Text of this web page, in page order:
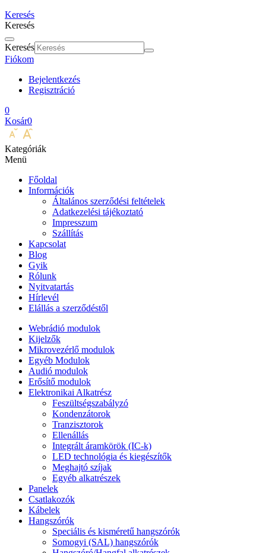
Keresés
Keresés
Keresés
Fiókom
Bejelentkezés
Regisztráció
0
Kosár0
Kategóriák
Menü
Főoldal
Információk
Általános szerződési feltételek
Adatkezelési tájékoztató
Impresszum
Szállítás
Kapcsolat
Blog
Gyik
Rólunk
Nyitvatartás
Hírlevél
Elállás a szerződéstől
Webrádió modulok
Kijelzők
Mikrovezérlő modulok
Egyéb Modulok
Audió modulok
Erősítő modulok
Elektronikai Alkatrész
Feszültségszabályzó
Kondenzátorok
Tranzisztorok
Ellenállás
Integrált áramkörök (IC-k)
LED technológia és kiegészítők
Meghajtó szíjak
Egyéb alkatrészek
Panelek
Csatlakozók
Kábelek
Hangszórók
Speciális és kisméretű hangszórók
Somogyi (SAL) hangszórók